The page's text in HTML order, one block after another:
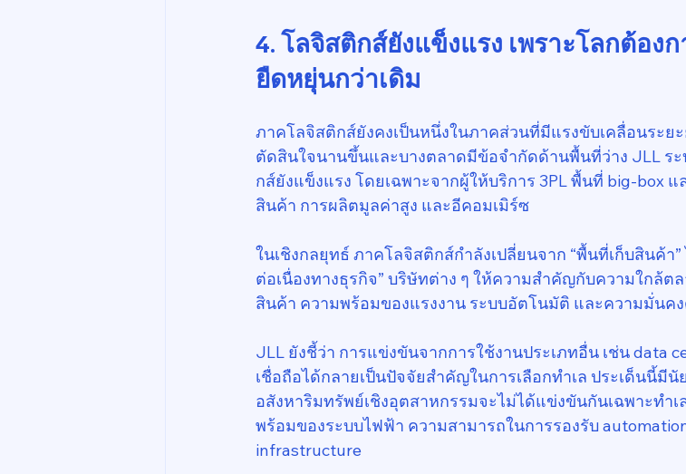
4. โลจิสติกส์ยังแข็งแรง เพราะโลกต้อง
ยืดหยุ่นกว่าเดิม
ภาคโลจิสติกส์ยังคงเป็นหนึ่งในภาคส่วนที่มีแรงขับเคลื่อนระยะ
ตัดสินใจนานขึ้นและบางตลาดมีข้อจำกัดด้านพื้นที่ว่าง JLL ร
กส์ยังแข็งแรง โดยเฉพาะจากผู้ให้บริการ 3PL พื้นที่ big-box
สินค้า การผลิตมูลค่าสูง และอีคอมเมิร์ซ
ในเชิงกลยุทธ์ ภาคโลจิสติกส์กำลังเปลี่ยนจาก “พื้นที่เก็บสินค้า
ต่อเนื่องทางธุรกิจ” บริษัทต่าง ๆ ให้ความสำคัญกับความใกล้ต
สินค้า ความพร้อมของแรงงาน ระบบอัตโนมัติ และความมั่นค
JLL ยังชี้ว่า การแข่งขันจากการใช้งานประเภทอื่น เช่น data
เชื่อถือได้กลายเป็นปัจจัยสำคัญในการเลือกทำเล ประเด็นนี้มี
อสังหาริมทรัพย์เชิงอุตสาหกรรมจะไม่ได้แข่งขันกันเฉพาะทำ
พร้อมของระบบไฟฟ้า ความสามารถในการรองรับ
infrastructure